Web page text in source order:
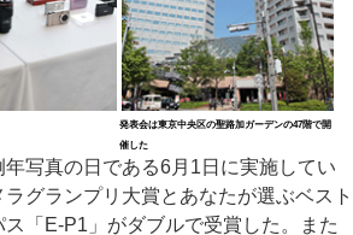
発表会は東京中央区の聖路加ガーデンの47階で開
催した
写真の日である6月1日に実施してい
ラグランプリ大賞とあなたが選ぶベスト
「E-P1」がダブルで受賞した。また